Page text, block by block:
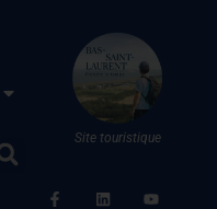
Site touristique